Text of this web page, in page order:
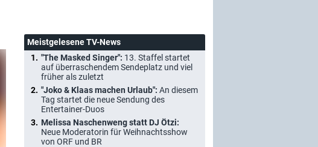
Meistgelesene TV-News
"The Masked Singer": 13. Staffel startet
auf überraschendem Sendeplatz und viel
früher als zuletzt
"Joko & Klaas machen Urlaub": An diesem
Tag startet die neue Sendung des
Entertainer-Duos
Melissa Naschenweng statt DJ Ötzi:
Neue Moderatorin für Weihnachtsshow
von ORF und BR